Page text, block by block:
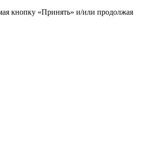
кнопку «Принять» и/или продолжая